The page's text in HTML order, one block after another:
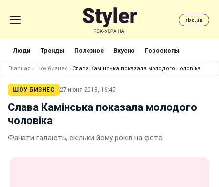
rbc.ua
Люди Тренды Полезное Вкусно Гороскопы
Главная › Шоу бизнес › Слава Камінська показала молодого чоловіка
ШОУ БИЗНЕС 27 июня 2018, 16:45
Слава Камінська показала молодого
чоловіка
Фанати гадають, скільки йому років на фото